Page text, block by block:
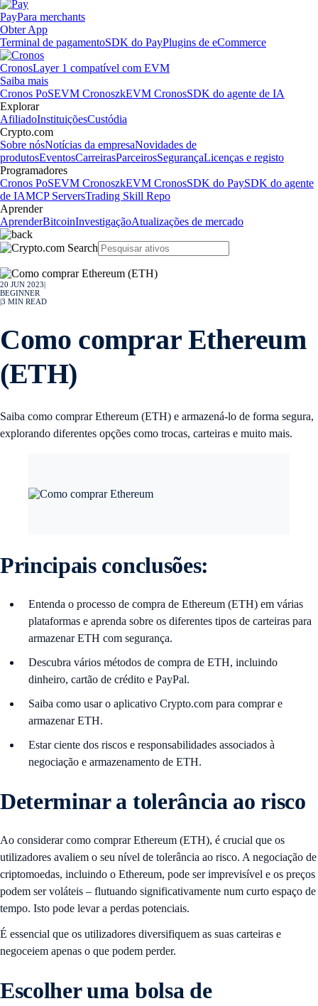
PayPara merchants
Obter App
Terminal de pagamentoSDK do PayPlugins de eCommerce
CronosLayer 1 compatível com EVM
Saiba mais
Cronos PoSEVM CronoszkEVM CronosSDK do agente de IA
Explorar
AfiliadoInstituiçõesCustódia
Crypto.com
Sobre nósNotícias da empresaNovidades de
produtosEventosCarreirasParceirosSegurançaLicenças e registo
Programadores
Cronos PoSEVM CronoszkEVM CronosSDK do PaySDK do agente
de IAMCP ServersTrading Skill Repo
Aprender
AprenderBitcoinInvestigaçãoAtualizações de mercado
20 JUN 2023
BEGINNER
3 MIN READ
Como comprar Ethereum
(ETH)
Saiba como comprar Ethereum (ETH) e armazená-lo de forma segura,
explorando diferentes opções como trocas, carteiras e muito mais.
Principais conclusões:
Entenda o processo de compra de Ethereum (ETH) em várias
plataformas e aprenda sobre os diferentes tipos de carteiras para
armazenar ETH com segurança.
Descubra vários métodos de compra de ETH, incluindo
dinheiro, cartão de crédito e PayPal.
Saiba como usar o aplicativo Crypto.com para comprar e
armazenar ETH.
Estar ciente dos riscos e responsabilidades associados à
negociação e armazenamento de ETH.
Determinar a tolerância aorisco
Ao considerar como comprar Ethereum (ETH), é crucial que os
utilizadores avaliem o seu nível de tolerância ao risco. A negociação de
criptomoedas, incluindo o Ethereum, pode ser imprevisível e os preços
podem ser voláteis – flutuando significativamente num curto espaço de
tempo. Isto pode levar a perdas potenciais.
É essencial que os utilizadores diversifiquem as suas carteiras e
negoceiem apenas o que podem perder.
Escolher uma bolsa de